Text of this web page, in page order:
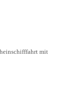
mit